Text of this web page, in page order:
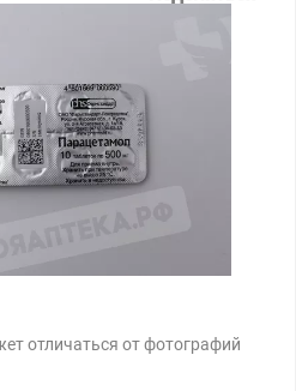
отличаться от фотографий